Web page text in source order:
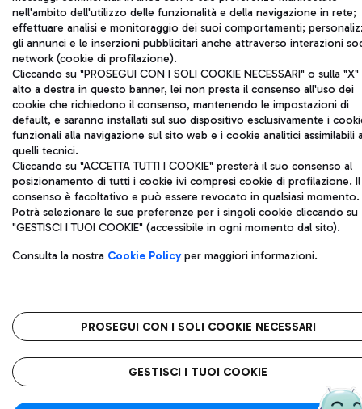
nell'ambito dell'utilizzo delle funzionalità e della navigazione in rete;
effettuare analisi e monitoraggio dei suoi comportamenti;
gli annunci e le inserzioni pubblicitari anche attraverso interazioni
network (cookie di profilazione).
Cliccando su "PROSEGUI CON I SOLI COOKIE NECESSARI" o sulla "X"
alto a destra in questo banner, lei non presta il consenso all'uso dei
cookie che richiedono il consenso, mantenendo le impostazioni di
default, e saranno installati sul suo dispositivo esclusivamente i
funzionali alla navigazione sul sito web e i cookie analitici assimilabili
quelli tecnici.
Cliccando su "ACCETTA TUTTI I COOKIE" presterà il suo consenso al
posizionamento di tutti i cookie ivi compresi cookie di profilazione. Il
consenso è facoltativo e può essere revocato in qualsiasi momento.
Potrà selezionare le sue preferenze per i singoli cookie cliccando su
"GESTISCI I TUOI COOKIE" (accessibile in ogni momento dal sito).
Consulta la nostra Cookie Policyper maggiori informazioni.
PROSEGUI CON I SOLI COOKIE NECESSARI
GESTISCI I TUOI COOKIE